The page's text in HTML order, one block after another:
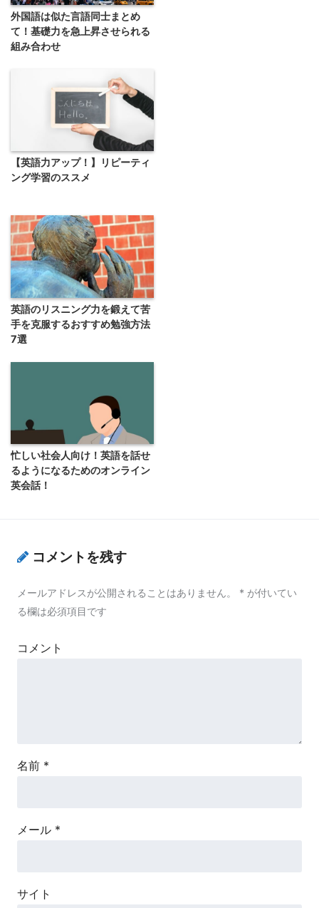
外国語は似た言語同士まとめ
て！基礎力を急上昇させられる
組み合わせ
【英語力アップ！】リピーティ
ング学習のススメ
英語のリスニング力を鍛えて苦
手を克服するおすすめ勉強方法
7選
忙しい社会人向け！英語を話せ
るようになるためのオンライン
英会話！
コメントを残す
メールアドレスが公開されることはありません。 * が付いてい
る欄は必須項目です
コメント
名前 *
メール *
サイト